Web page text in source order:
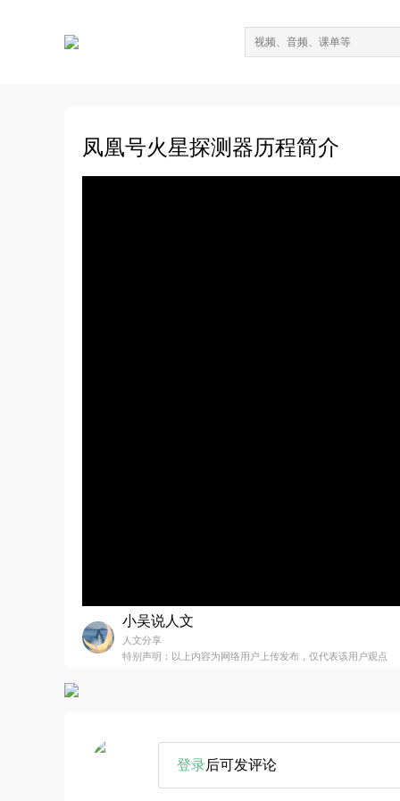
凤凰号火星探测器历程简介
小吴说人文
人文分享
特别声明：以上内容为网络用户上传发布，仅代表该用户观点
登录后可发评论